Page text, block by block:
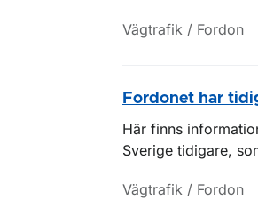
Vägtrafik / Fordon
Fordonet har
Här finns
Sverige tidigare,
Vägtrafik / Fordon